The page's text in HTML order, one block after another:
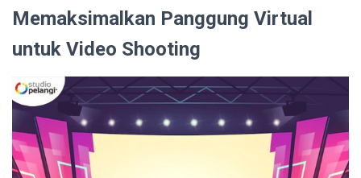
Memaksimalkan Panggung Virtual
untuk Video Shooting